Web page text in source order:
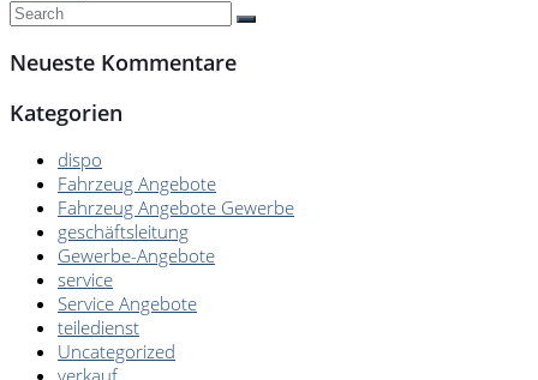
Neueste Kommentare
Kategorien
dispo
Fahrzeug Angebote
Fahrzeug Angebote Gewerbe
geschäftsleitung
Gewerbe-Angebote
service
Service Angebote
teiledienst
Uncategorized